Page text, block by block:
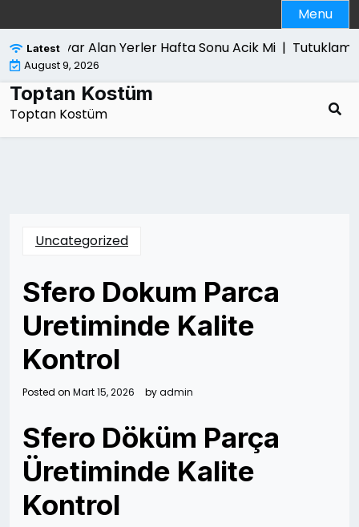
to
content
Menu
Latest
Bilgisayar Alan Yerler Hafta Sonu Acik Mi |Tutuklama
August 9, 2026
Toptan Kostüm
Toptan Kostüm
Uncategorized
Sfero Dokum Parca
Uretiminde Kalite
Kontrol
Posted on Mart 15, 2026 byadmin
Sfero Döküm Parça
Üretiminde Kalite
Kontrol